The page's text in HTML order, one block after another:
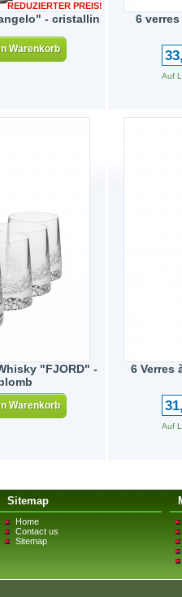
- cristallin
REDUZIERTER PREIS!
Warenkorb
6
Auf
"FJORD" -
Warenkorb
6 Verres
Auf
Sitemap
Home
Contact us
Sitemap